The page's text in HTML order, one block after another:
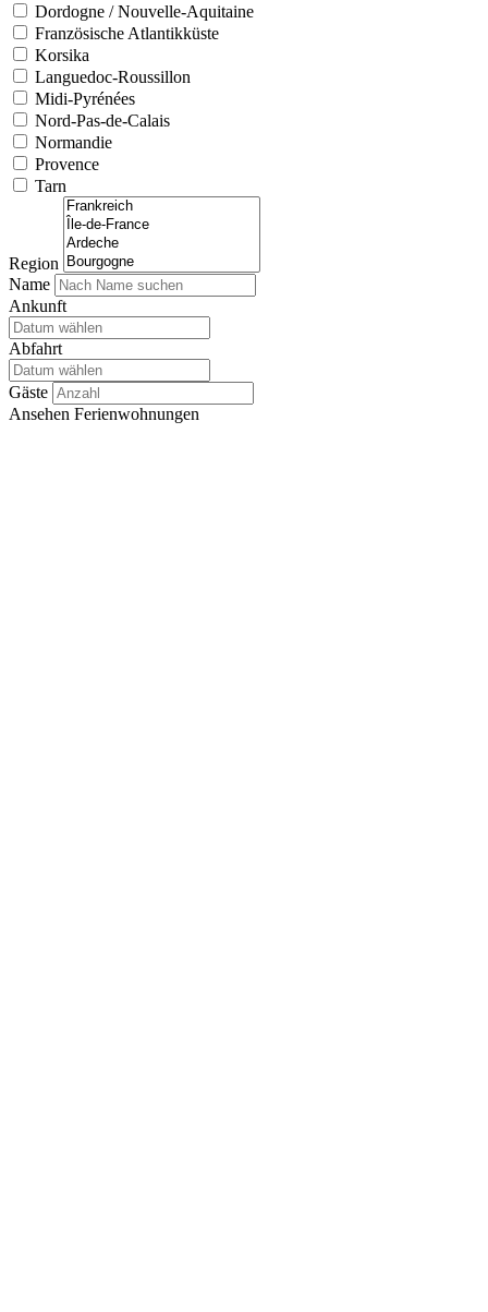
Dordogne / Nouvelle-Aquitaine
Französische Atlantikküste
Korsika
Languedoc-Roussillon
Midi-Pyrénées
Nord-Pas-de-Calais
Normandie
Provence
Tarn
Region
Name
Ankunft
Abfahrt
Gäste
Ansehen Ferienwohnungen